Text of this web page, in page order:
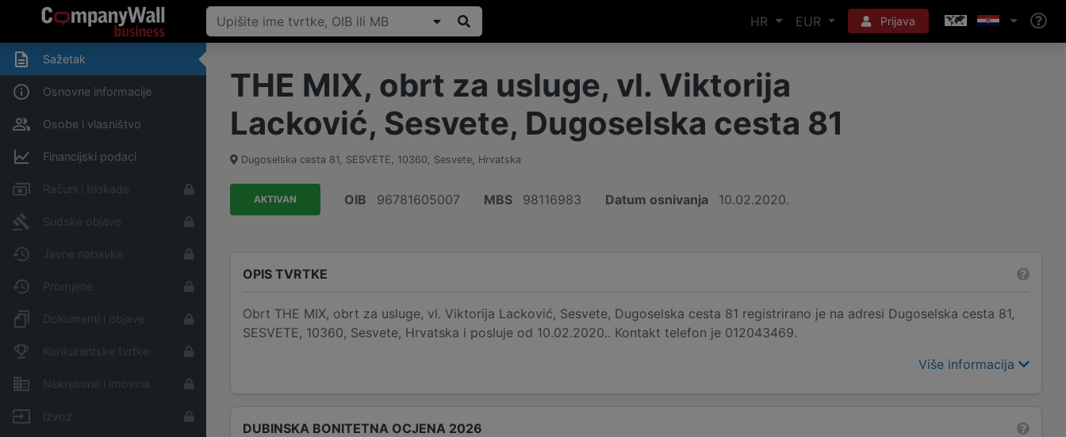
HR EUR Prijava
Sažetak
Osnovne informacije
Osobe i vlasništvo
Financijski podaci
Računi i blokade
Sudske objave
Javne nabavke
Promjene
Dokumenti i objave
Konkurentske tvrtke
Nekretnine i imovina
Izvoz
THE MIX, obrt za usluge, vl. Viktorija
Lacković, Sesvete, Dugoselska cesta 81
Dugoselska cesta 81, SESVETE, 10360, Sesvete, Hrvatska
AKTIVAN OIB 96781605007 MBS 98116983 Datum osnivanja 10.02.2020.
OPIS TVRTKE
Obrt THE MIX, obrt za usluge, vl. Viktorija Lacković, Sesvete, Dugoselska cesta 81 registrirano je na adresi Dugoselska cesta 81,
SESVETE, 10360, Sesvete, Hrvatska i posluje od 10.02.2020.. Kontakt telefon je 012043469.
Više informacija
DUBINSKA BONITETNA OCJENA 2026